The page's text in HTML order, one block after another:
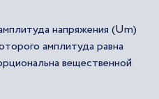
напряжения (Um)
амплитуда равна
вещественной